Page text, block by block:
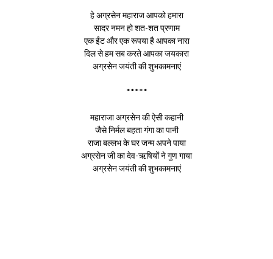
हे अग्रसेन महाराज आपको हमारा
सादर नमन हो शत-शत प्रणाम
एक ईंट और एक रूपया है आपका नारा
दिल से हम सब करते आपका जयकारा
अग्रसेन जयंती की शुभकामनाएं
*****
महाराजा अग्रसेन की ऐसी कहानी
जैसे निर्मल बहता गंगा का पानी
राजा बल्लभ के घर जन्म अपने पाया
अग्रसेन जी का देव-ऋषियों ने गुण गाया
अग्रसेन जयंती की शुभकामनाएं